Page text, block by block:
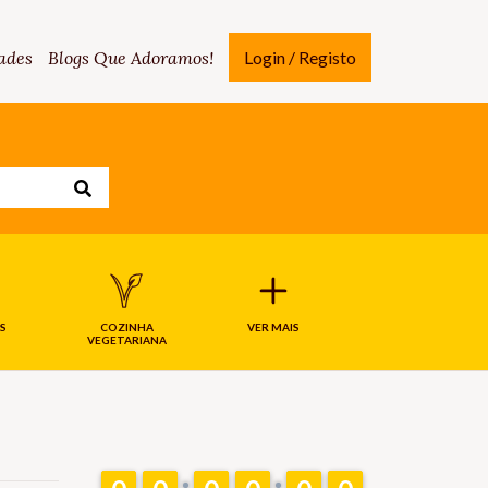
Blogs Que Adoramos! Login / Registo
COZINHA
VEGETARIANA
VER MAIS